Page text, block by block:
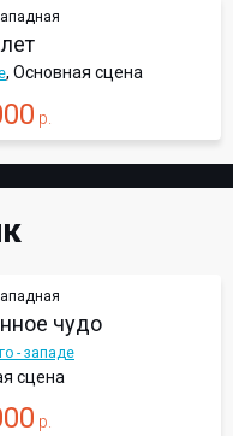
, Основная сцена
р.
чудо
- западе
сцена
р.